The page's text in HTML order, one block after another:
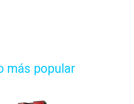
más popular